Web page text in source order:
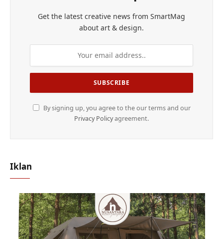
Get the latest creative news from SmartMag
about art & design.
By signing up, you agree to the our terms and our
Privacy Policyagreement.
Iklan